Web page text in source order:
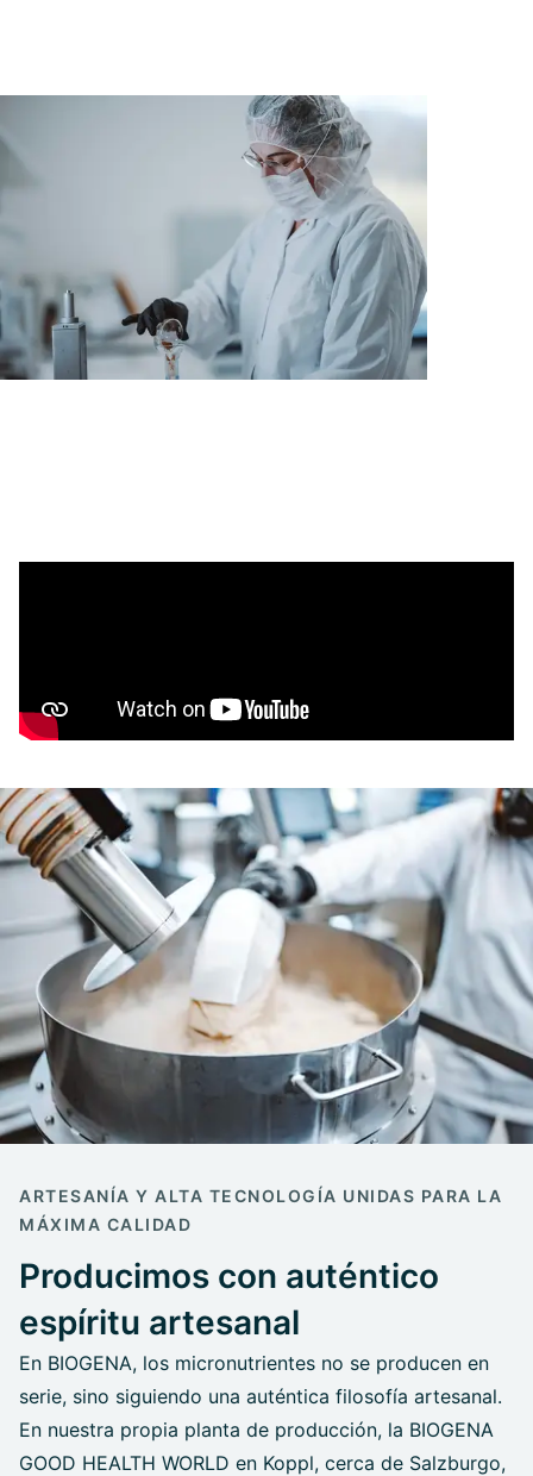
ARTESANÍA Y ALTA TECNOLOGÍA UNIDAS PARA LA
MÁXIMA CALIDAD
Producimos con auténtico
espíritu artesanal
En BIOGENA, los micronutrientes no se producen en
serie, sino siguiendo una auténtica filosofía artesanal.
En nuestra propia planta de producción, la BIOGENA
GOOD HEALTH WORLD en Koppl, cerca de Salzburgo,